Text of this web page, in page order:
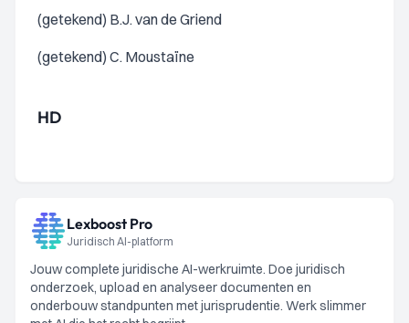
(getekend) B.J. van de Griend
(getekend) C. Moustaïne
HD
Lexboost Pro
Juridisch AI-platform
Jouw complete juridische AI-werkruimte. Doe juridisch
onderzoek, upload en analyseer documenten en
onderbouw standpunten met jurisprudentie. Werk slimmer